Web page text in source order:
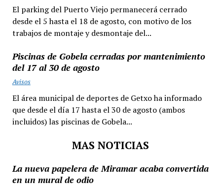
El parking del Puerto Viejo permanecerá cerrado
desde el 5 hasta el 18 de agosto, con motivo de los
trabajos de montaje y desmontaje del...
Piscinas de Gobela cerradas por mantenimiento
del 17 al 30 de agosto
Avisos
El área municipal de deportes de Getxo ha informado
que desde el día 17 hasta el 30 de agosto (ambos
incluidos) las piscinas de Gobela...
MAS NOTICIAS
La nueva papelera de Miramar acaba convertida
en un mural de odio